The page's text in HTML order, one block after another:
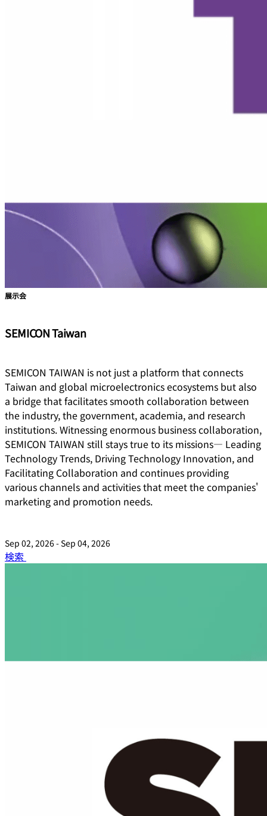
展示会
SEMICON Taiwan
SEMICON TAIWAN is not just a platform that connects
Taiwan and global microelectronics ecosystems but also
a bridge that facilitates smooth collaboration between
the industry, the government, academia, and research
institutions. Witnessing enormous business collaboration,
SEMICON TAIWAN still stays true to its missions― Leading
Technology Trends, Driving Technology Innovation, and
Facilitating Collaboration and continues providing
various channels and activities that meet the companies'
marketing and promotion needs.
Sep 02, 2026 - Sep 04, 2026
検索